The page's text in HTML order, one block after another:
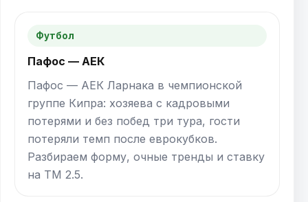
Футбол
Пафос — АЕК
Пафос — АЕК Ларнака в чемпионской
группе Кипра: хозяева с кадровыми
потерями и без побед три тура, гости
потеряли темп после еврокубков.
Разбираем форму, очные тренды и ставку
на ТМ 2.5.